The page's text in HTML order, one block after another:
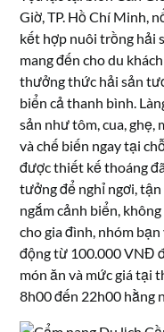
Giờ, TP. Hồ Chí Minh,
kết hợp nuôi trồng hải
mang đến cho du
thưởng thức hải sản
biển cả thanh bình.
sản như tôm, cua,
và chế biến ngay tại
được thiết kế thoáng
tưởng để nghỉ ngơi,
ngắm cảnh biển,
cho gia đình, nhóm
động từ 100.000 VNĐ
món ăn và mức giá tại
8h00 đến 22h00 hằng